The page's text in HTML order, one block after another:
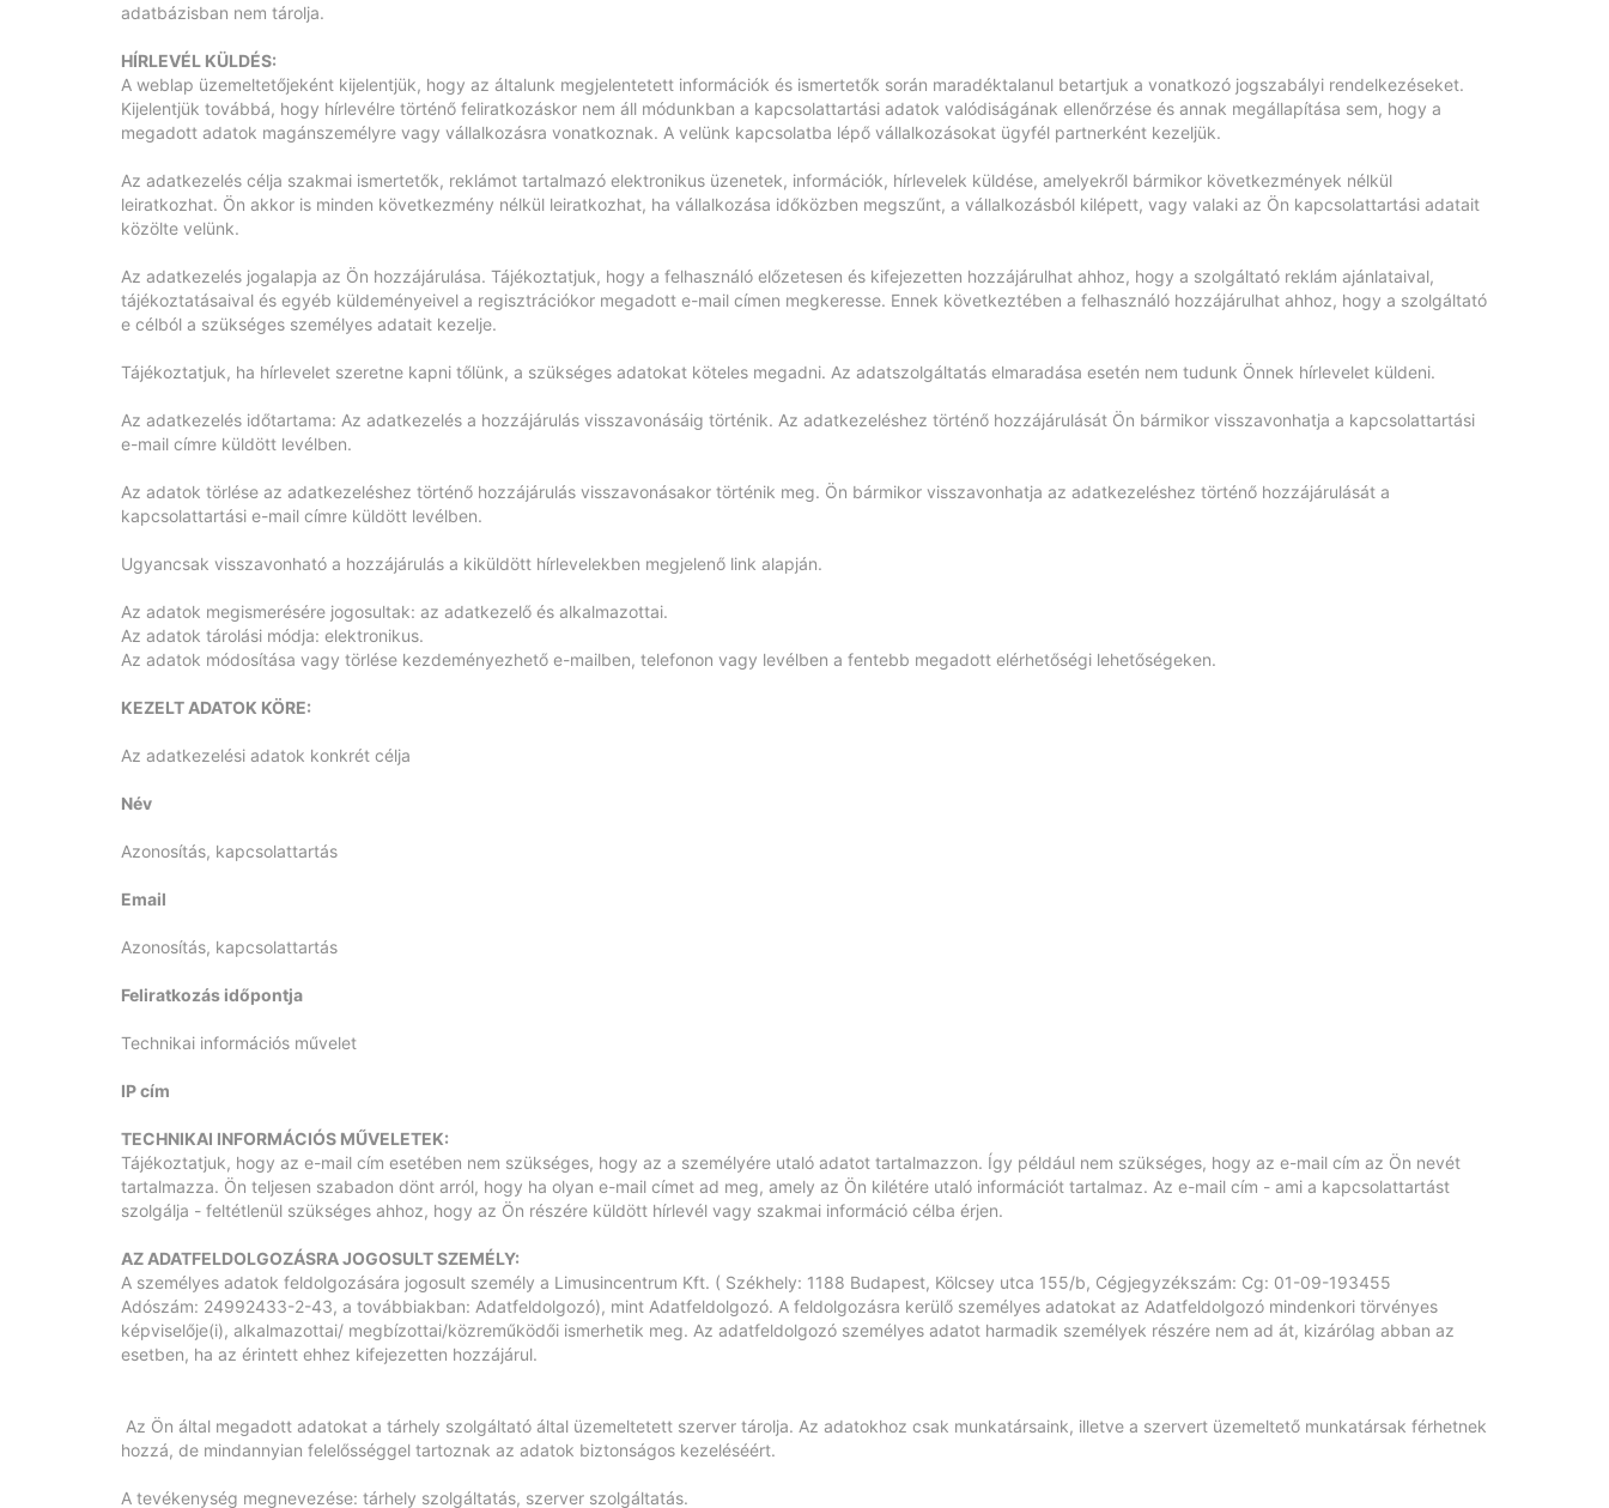
adatbázisban nem tárolja.
HÍRLEVÉL KÜLDÉS:
A weblap üzemeltetőjeként kijelentjük, hogy az általunk megjelentetett információk és ismertetők során maradéktalanul betartjuk a vonatkozó jogszabályi rendelkezéseket.
Kijelentjük továbbá, hogy hírlevélre történő feliratkozáskor nem áll módunkban a kapcsolattartási adatok valódiságának ellenőrzése és annak megállapítása sem, hogy a
megadott adatok magánszemélyre vagy vállalkozásra vonatkoznak. A velünk kapcsolatba lépő vállalkozásokat ügyfél partnerként kezeljük.
Az adatkezelés célja szakmai ismertetők, reklámot tartalmazó elektronikus üzenetek, információk, hírlevelek küldése, amelyekről bármikor következmények nélkül
leiratkozhat. Ön akkor is minden következmény nélkül leiratkozhat, ha vállalkozása időközben megszűnt, a vállalkozásból kilépett, vagy valaki az Ön kapcsolattartási adatait
közölte velünk.
Az adatkezelés jogalapja az Ön hozzájárulása. Tájékoztatjuk, hogy a felhasználó előzetesen és kifejezetten hozzájárulhat ahhoz, hogy a szolgáltató reklám ajánlataival,
tájékoztatásaival és egyéb küldeményeivel a regisztrációkor megadott e-mail címen megkeresse. Ennek következtében a felhasználó hozzájárulhat ahhoz, hogy a szolgáltató
e célból a szükséges személyes adatait kezelje.
Tájékoztatjuk, ha hírlevelet szeretne kapni tőlünk, a szükséges adatokat köteles megadni. Az adatszolgáltatás elmaradása esetén nem tudunk Önnek hírlevelet küldeni.
Az adatkezelés időtartama: Az adatkezelés a hozzájárulás visszavonásáig történik. Az adatkezeléshez történő hozzájárulását Ön bármikor visszavonhatja a kapcsolattartási
e-mail címre küldött levélben.
Az adatok törlése az adatkezeléshez történő hozzájárulás visszavonásakor történik meg. Ön bármikor visszavonhatja az adatkezeléshez történő hozzájárulását a
kapcsolattartási e-mail címre küldött levélben.
Ugyancsak visszavonható a hozzájárulás a kiküldött hírlevelekben megjelenő link alapján.
Az adatok megismerésére jogosultak: az adatkezelő és alkalmazottai.
Az adatok tárolási módja: elektronikus.
Az adatok módosítása vagy törlése kezdeményezhető e-mailben, telefonon vagy levélben a fentebb megadott elérhetőségi lehetőségeken.
KEZELT ADATOK KÖRE:
Az adatkezelési adatok konkrét célja
Név
Azonosítás, kapcsolattartás
Email
Azonosítás, kapcsolattartás
Feliratkozás időpontja
Technikai információs művelet
IP cím
TECHNIKAI INFORMÁCIÓS MŰVELETEK:
Tájékoztatjuk, hogy az e-mail cím esetében nem szükséges, hogy az a személyére utaló adatot tartalmazzon. Így például nem szükséges, hogy az e-mail cím az Ön nevét
tartalmazza. Ön teljesen szabadon dönt arról, hogy ha olyan e-mail címet ad meg, amely az Ön kilétére utaló információt tartalmaz. Az e-mail cím - ami a kapcsolattartást
szolgálja - feltétlenül szükséges ahhoz, hogy az Ön részére küldött hírlevél vagy szakmai információ célba érjen.
AZ ADATFELDOLGOZÁSRA JOGOSULT SZEMÉLY:
A személyes adatok feldolgozására jogosult személy a Limusincentrum Kft. ( Székhely: 1188 Budapest, Kölcsey utca 155/b, Cégjegyzékszám: Cg: 01-09-193455
Adószám: 24992433-2-43, a továbbiakban: Adatfeldolgozó), mint Adatfeldolgozó. A feldolgozásra kerülő személyes adatokat az Adatfeldolgozó mindenkori törvényes
képviselője(i), alkalmazottai/ megbízottai/közreműködői ismerhetik meg. Az adatfeldolgozó személyes adatot harmadik személyek részére nem ad át, kizárólag abban az
esetben, ha az érintett ehhez kifejezetten hozzájárul.
Az Ön által megadott adatokat a tárhely szolgáltató által üzemeltetett szerver tárolja. Az adatokhoz csak munkatársaink, illetve a szervert üzemeltető munkatársak férhetnek
hozzá, de mindannyian felelősséggel tartoznak az adatok biztonságos kezeléséért.
A tevékenység megnevezése: tárhely szolgáltatás, szerver szolgáltatás.